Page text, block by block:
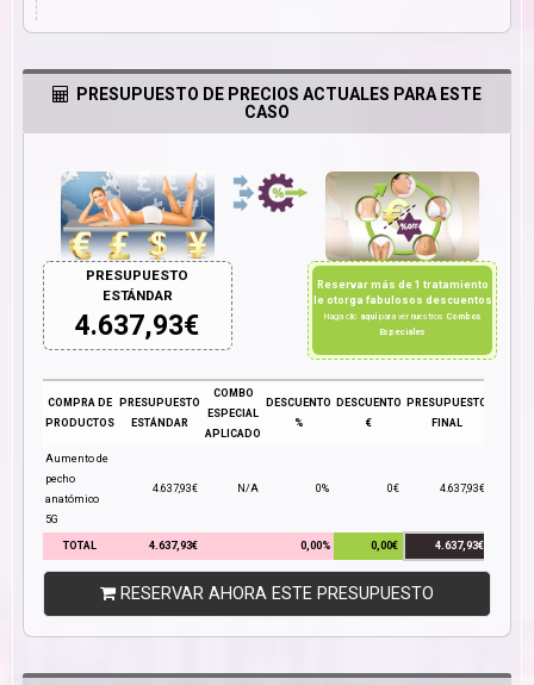
PRESUPUESTO DE PRECIOS ACTUALES PARA ESTE
CASO
PRESUPUESTO
ESTÁNDAR
4.637,93€
Reservar más de 1 tratamiento
le otorga fabulosos descuentos
Haga clic aquípara ver nuestros Combos
Especiales
COMPRA DE
PRODUCTOS
PRESUPUESTO
ESTÁNDAR
COMBO
ESPECIAL
APLICADO
DESCUENTO
%
DESCUENTO
€
PRESUPUESTO
FINAL
Aumento de
pecho
anatómico
5G
4.637,93€ N/A 0% 0€ 4.637,93€
TOTAL 4.637,93€ 0,00% 0,00€ 4.637,93€
RESERVAR AHORA ESTE PRESUPUESTO